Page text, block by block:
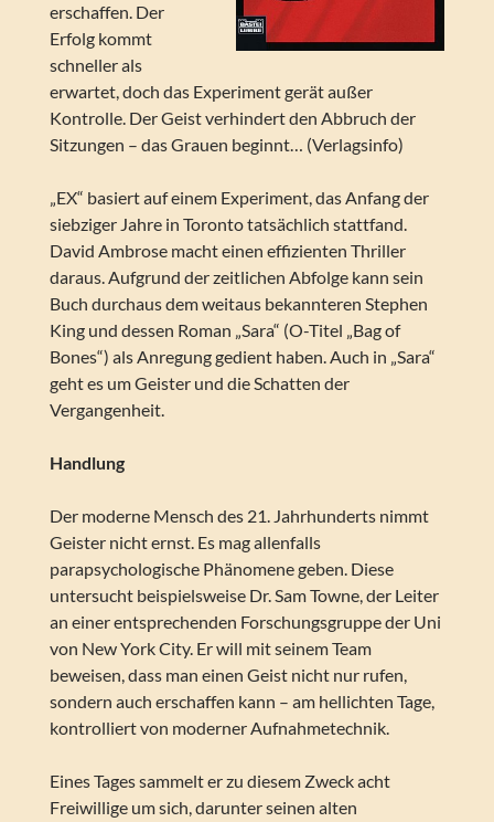
erschaffen. Der
Erfolg kommt
schneller als
erwartet, doch das Experiment gerät außer
Kontrolle. Der Geist verhindert den Abbruch der
Sitzungen – das Grauen beginnt… (Verlagsinfo)
„EX“ basiert auf einem Experiment, das Anfang der
siebziger Jahre in Toronto tatsächlich stattfand.
David Ambrose macht einen effizienten Thriller
daraus. Aufgrund der zeitlichen Abfolge kann sein
Buch durchaus dem weitaus bekannteren Stephen
King und dessen Roman „Sara“ (O-Titel „Bag of
Bones“) als Anregung gedient haben. Auch in „Sara“
geht es um Geister und die Schatten der
Vergangenheit.
Handlung
Der moderne Mensch des 21. Jahrhunderts nimmt
Geister nicht ernst. Es mag allenfalls
parapsychologische Phänomene geben. Diese
untersucht beispielsweise Dr. Sam Towne, der Leiter
an einer entsprechenden Forschungsgruppe der Uni
von New York City. Er will mit seinem Team
beweisen, dass man einen Geist nicht nur rufen,
sondern auch erschaffen kann – am hellichten Tage,
kontrolliert von moderner Aufnahmetechnik.
Eines Tages sammelt er zu diesem Zweck acht
Freiwillige um sich, darunter seinen alten